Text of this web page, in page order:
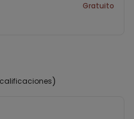
Gratuito